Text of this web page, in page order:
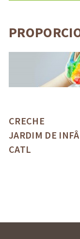
CRECHE
JARDIM DE
CATL